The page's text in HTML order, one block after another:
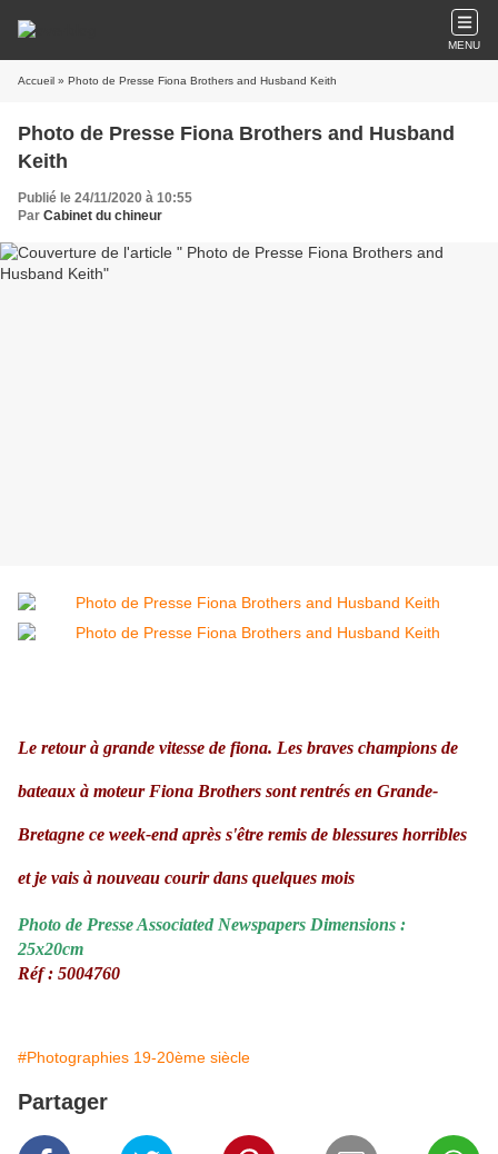
MENU
Accueil » Photo de Presse Fiona Brothers and Husband Keith
Photo de Presse Fiona Brothers and Husband
Keith
Publié le 24/11/2020 à 10:55
Par Cabinet du chineur
Le retour à grande vitesse de fiona. Les braves champions de
bateaux à moteur Fiona Brothers sont rentrés en Grande-
Bretagne ce week-end après s'être remis de blessures horribles
et je vais à nouveau courir dans quelques mois
Photo de Presse Associated Newspapers Dimensions :
25x20cm
Réf : 5004760
#Photographies 19-20ème siècle
Partager